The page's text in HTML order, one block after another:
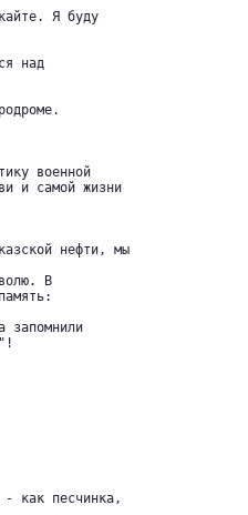
Я буду
над
военной
и самой жизни
нефти, мы
В
запомнили
- как песчинка,